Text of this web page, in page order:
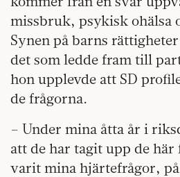
missbruk, psykisk ohälsa
Synen på barns
det som ledde fram till
hon upplevde att SD
de frågorna.
– Under mina åtta år i
att de har tagit upp de här
varit mina hjärtefrågor,